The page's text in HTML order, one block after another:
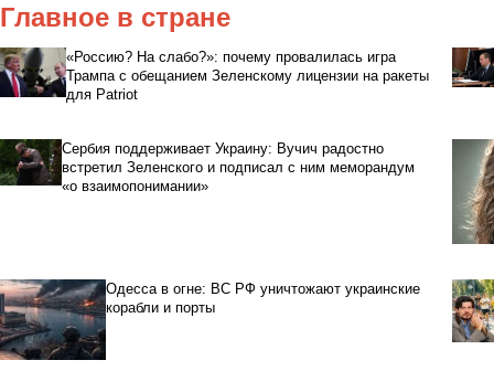
Главное в стране
«Россию? На слабо?»: почему провалилась игра
Трампа с обещанием Зеленскому лицензии на ракеты
для Patriot
Сербия поддерживает Украину: Вучич радостно
встретил Зеленского и подписал с ним меморандум
«о взаимопонимании»
Одесса в огне: ВС РФ уничтожают украинские
корабли и порты